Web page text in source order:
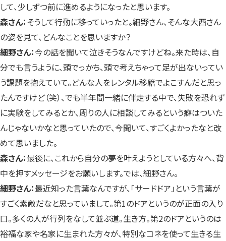
して、少しずつ前に進めるようになったと思います。
森さん： そうして行動に移っていったと。細野さん、そんな大西さん
の姿を見て、どんなことを思いますか？
細野さん：今の話を聞いて泣きそうなんですけどね。来た時は、自
分でも言うように、頭でっかち、頭で考えちゃって足が出ないってい
う課題を抱えていて。どんな人をレンタル移籍でよこすんだと思っ
たんですけど（笑）、でも半年間一緒に伴走する中で、失敗を恐れず
に実験をしてみるとか、周りの人に相談してみるという癖はついた
んじゃないかなと思っていたので、今聞いて、すごくよかったなと改
めて思いました。
森さん：最後に、これから自分の夢を叶えようとしている方々へ、背
中を押すメッセージをお願いします。では、細野さん。
細野さん：最近知った言葉なんですが、「サードドア」という言葉が
すごく素敵だなと思っていまして。第1のドアというのが正面の入り
口。多くの人が行列をなして並ぶ道。生き方。第2のドアというのは
裕福な家や名家に生まれた方々が、特別なコネを使って生きる生